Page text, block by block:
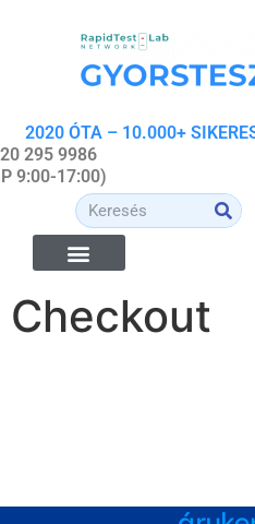
2020 ÓTA – 10.000+
295 9986
9:00-17:00)
Checkout